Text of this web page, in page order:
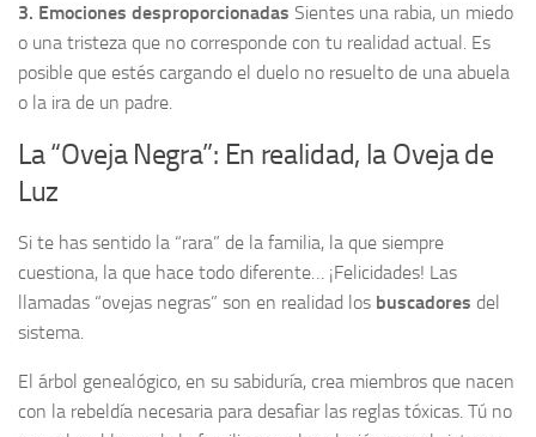
3. Emociones desproporcionadas Sientes una rabia, un miedo
o una tristeza que no corresponde con tu realidad actual. Es
posible que estés cargando el duelo no resuelto de una abuela
o la ira de un padre.
La “Oveja Negra”: En realidad, la Oveja de
Luz
Si te has sentido la “rara” de la familia, la que siempre
cuestiona, la que hace todo diferente… ¡Felicidades! Las
llamadas “ovejas negras” son en realidad los buscadores del
sistema.
El árbol genealógico, en su sabiduría, crea miembros que nacen
con la rebeldía necesaria para desafiar las reglas tóxicas. Tú no